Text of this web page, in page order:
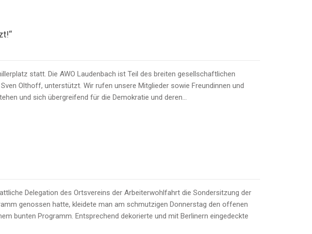
statt. Die AWO Laudenbach ist Teil des breiten gesellschaftlichen
Olthoff, unterstützt. Wir rufen unsere Mitglieder sowie Freundinnen und
und sich übergreifend für die Demokratie und deren…
Delegation des Ortsvereins der Arbeiterwohlfahrt die Sondersitzung der
genossen hatte, kleidete man am schmutzigen Donnerstag den offenen
bunten Programm. Entsprechend dekorierte und mit Berlinern eingedeckte